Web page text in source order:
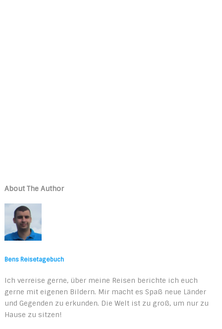
About The Author
Bens Reisetagebuch
Ich verreise gerne, über meine Reisen berichte ich euch
gerne mit eigenen Bildern. Mir macht es Spaß neue Länder
und Gegenden zu erkunden. Die Welt ist zu groß, um nur zu
Hause zu sitzen!